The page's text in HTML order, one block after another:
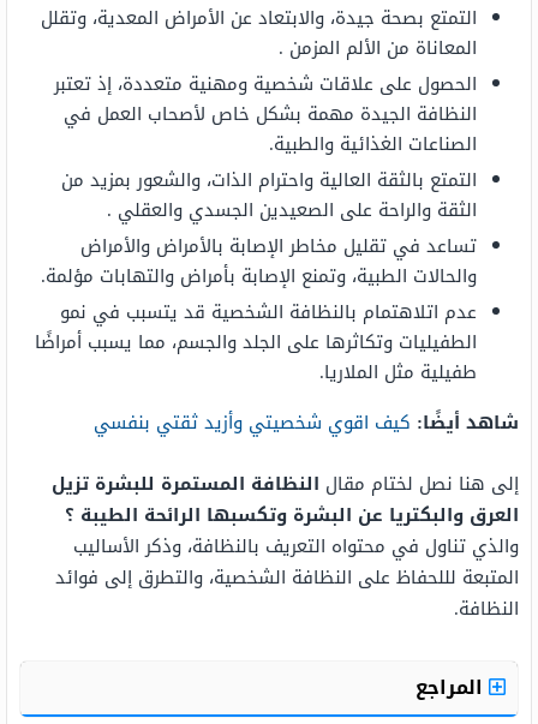
التمتع بصحة جيدة، والابتعاد عن الأمراض المعدية، وتقلل
المعاناة من الألم المزمن .
الحصول على علاقات شخصية ومهنية متعددة، إذ تعتبر
النظافة الجيدة مهمة بشكل خاص لأصحاب العمل في
الصناعات الغذائية والطبية.
التمتع بالثقة العالية واحترام الذات، والشعور بمزيد من
الثقة والراحة على الصعيدين الجسدي والعقلي .
تساعد في تقليل مخاطر الإصابة بالأمراض والأمراض
والحالات الطبية، وتمنع الإصابة بأمراض والتهابات مؤلمة.
عدم اتلاهتمام بالنظافة الشخصية قد يتسبب في نمو
الطفيليات وتكاثرها على الجلد والجسم، مما يسبب أمراضًا
طفيلية مثل الملاريا.
شاهد أيضًا: كيف اقوي شخصيتي وأزيد ثقتي بنفسي
إلى هنا نصل لختام مقال النظافة المستمرة للبشرة تزيل
العرق والبكتريا عن البشرة وتكسبها الرائحة الطيبة ؟
والذي تناول في محتواه التعريف بالنظافة، وذكر الأساليب
المتبعة لللحفاظ على النظافة الشخصية، والتطرق إلى فوائد
النظافة.
المراجع